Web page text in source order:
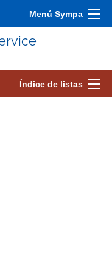
Menú Sympa
Índice de listas